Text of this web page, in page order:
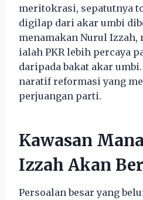
meritokrasi, sepatutnya
digilap dari akar umbi
menamakan Nurul Izzah,
ialah PKR lebih percaya
daripada bakat akar
naratif reformasi yang
perjuangan parti.
Kawasan
Izzah Akan
Persoalan besar yang